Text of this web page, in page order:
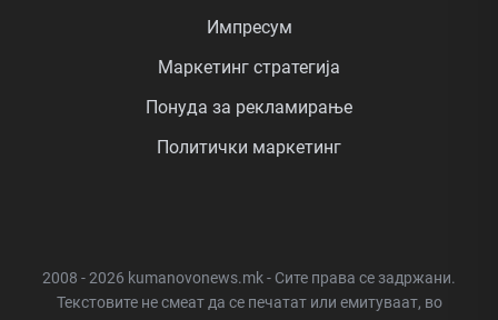
Импресум
Маркетинг стратегија
Понуда за рекламирање
Политички маркетинг
2008 - 2026 kumanovonews.mk - Сите права се задржани.
Текстовите не смеат да се печатат или емитуваат, во